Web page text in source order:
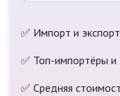
✅ Импорт и
✅ Топ-импортёры и
✅ Средняя